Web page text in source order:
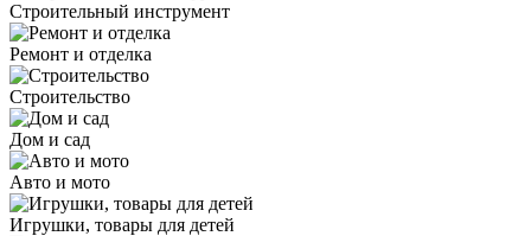
Строительный инструмент
Ремонт и отделка
Строительство
Дом и сад
Авто и мото
Игрушки, товары для детей